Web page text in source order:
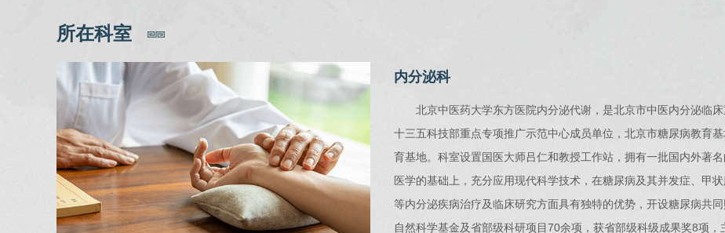
所在科室
内分泌科
北京中医药大学东方医院内分泌代谢，是北京市中医内分泌临
十三五科技部重点专项推广示范中心成员单位，北京市糖尿病教育
育基地。科室设置国医大师吕仁和教授工作站，拥有一批国内外著
医学的基础上，充分应用现代科学技术，在糖尿病及其并发症、甲
等内分泌疾病治疗及临床研究方面具有独特的优势，开设糖尿病共
自然科学基金及省部级科研项目70余项，获省部级科级成果奖8项